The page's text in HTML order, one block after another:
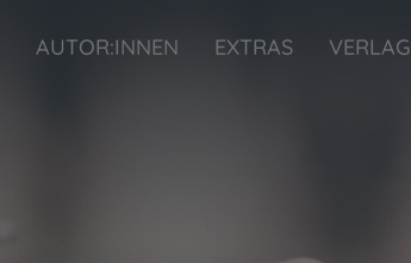
AUTOR:INNEN EXTRAS VERLAG